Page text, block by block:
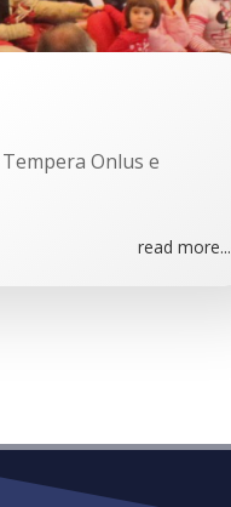
Onlus e
read more...